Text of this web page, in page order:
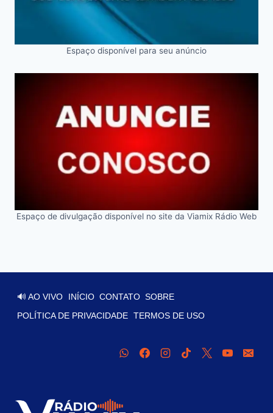
Espaço disponível para seu anúncio
Espaço de divulgação disponível no site da Viamix Rádio Web
🔊 AO VIVO INÍCIO CONTATO SOBRE
POLÍTICA DE PRIVACIDADE TERMOS DE USO